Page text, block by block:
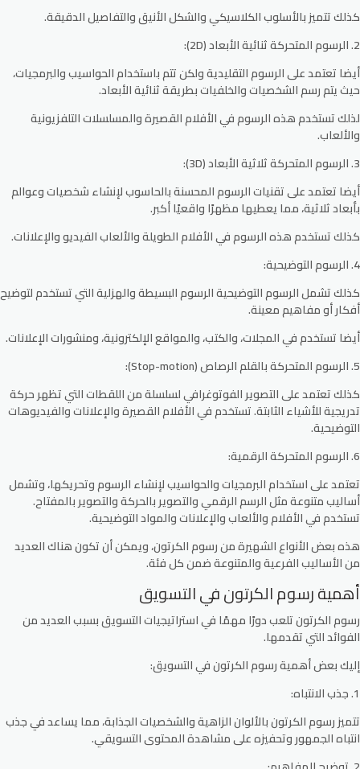
كذلك تتميز بالأسلوب الكلاسيكي والشكل الأنيق والتفاصيل الدقيقة.
2. الرسوم المتحركة ثنائية الأبعاد (2D):
أيضا تعتمد على الرسوم التقليدية ولكن تتم باستخدام الحواسيب والبرمجيات،
حيث يتم رسم الشخصيات والخلفيات بطريقة ثنائية الأبعاد.
لذلك تستخدم هذه الرسوم في الأفلام القصيرة والمسلسلات التلفزيونية
والألعاب.
3. الرسوم المتحركة ثلاثية الأبعاد (3D):
أيضا تعتمد على تقنيات الرسوم المحسنة بالحاسوب لإنشاء شخصيات وعوالم
بأبعاد ثلاثية، مما يعطيها مظهرًا واقعيًا أكبر.
كذلك تستخدم هذه الرسوم في الأفلام الطويلة والألعاب الفيديو والإعلانات.
4. الرسوم التوضيحية:
كذلك تشمل الرسوم التوضيحية الرسوم البسيطة والهزلية التي تستخدم لتوضيح
أفكار أو مفاهيم معينة.
أيضا تستخدم في المجلات، والكتب، والمواقع الإلكترونية، ومنشورات الإعلانات.
5. الرسوم المتحركة بالقلم الرصاص (Stop-motion):
كذلك تعتمد على التصوير الفوتوغرافي لسلسلة من اللقطات التي تظهر حركة
تدريجية للأشياء الثابتة. تستخدم في الأفلام القصيرة والإعلانات والفيديوهات
التوضيحية.
6. الرسوم المتحركة الرقمية:
تعتمد على استخدام البرمجيات والحواسيب لإنشاء الرسوم وتحريكها، وتشمل
أساليب متنوعة مثل الرسم الرقمي والتصوير بالحركة والتصوير بالمفتاح.
تستخدم في الأفلام والألعاب والإعلانات والمواد التوضيحية.
هذه بعض الأنواع الشهيرة من رسوم الكرتون، ويمكن أن تكون هناك العديد
من الأساليب الفرعية والمتنوعة ضمن كل فئة.
أهمية رسوم الكرتون في التسويق
رسوم الكرتون تلعب دورًا مهمًا في استراتيجيات التسويق بسبب العديد من
الفوائد التي تقدمها.
إليك بعض أهمية رسوم الكرتون في التسويق:
1. جذب الانتباه:
تتميز رسوم الكرتون بالألوان الزاهية والشخصيات الجذابة، مما يساعد في جذب
انتباه الجمهور وتحفيزه على مشاهدة المحتوى التسويقي.